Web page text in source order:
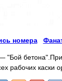
номера
"Бой
рабочих каски